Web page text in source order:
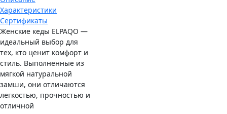
Характеристики
Сертификаты
Женские кеды ELPAQO —
идеальный выбор для
тех, кто ценит комфорт и
стиль. Выполненные из
мягкой натуральной
замши, они отличаются
легкостью, прочностью и
отличной